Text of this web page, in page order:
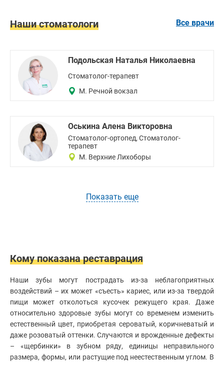
Наши стоматологи Все врачи
Подольская Наталья Николаевна
Стоматолог-терапевт
М. Речной вокзал
Оськина Алена Викторовна
Стоматолог-ортопед, Стоматолог-
терапевт
М. Верхние Лихоборы
Показать еще
Кому показана реставрация
Наши зубы могут пострадать из-за неблагоприятных
воздействий – их может «съесть» кариес, или из-за твердой
пищи может отколоться кусочек режущего края. Даже
относительно здоровые зубы могут со временем изменить
естественный цвет, приобретая сероватый, коричневатый и
даже розоватый оттенки. Случаются и врожденные дефекты
– «щербинки» в зубном ряду, единицы неправильного
размера, формы, или растущие под неестественным углом. В